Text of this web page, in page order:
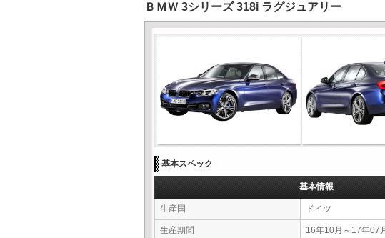
ＢＭＷ 3シリーズ 318i ラグジュアリー
基本スペック
基本情報
生産国 ドイツ
生産期間 16年10月～17年07